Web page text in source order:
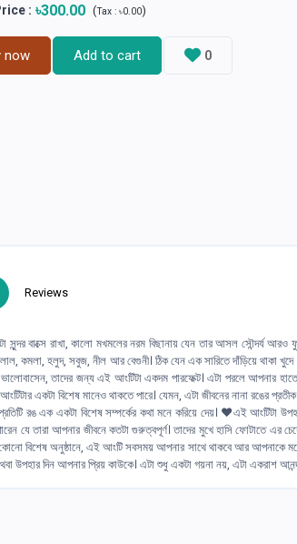
: ৳300.00 (Tax : ৳0.00)
now Add to cart 0
Reviews
বাক্সে রাখা, কালো মখমলের নরম বিছানায় যেন তার আসল সৌন্দর্য
কমলা, হলুদ, সবুজ, নীল আর বেগুনী। ঠিক যেন এক সারিতে দাঁড়িয়ে থাকা
তাদের জন্য এই আংটিটা একদম পারফেক্ট। এটা পরলে আপনার হাতে
একটা বিশেষ মানেও থাকতে পারে। যেমন, এটা জীবনের নানা রঙের
রঙ এক একটা বিশেষ সম্পর্কের কথা মনে করিয়ে দেয়। ❤️এই আংটিটা
যে তারা আপনার জীবনে কতটা গুরুত্বপূর্ণ। তাদের মুখে হাসি ফোটাতে এর
বিশেষ অনুষ্ঠানে, এই আংটি সবসময় আপনার সাথে থাকবে আর আপনাকে মনে
উপহার দিন আপনার প্রিয় কাউকে। এটা শুধু একটা গয়না নয়, এটা একরাশ